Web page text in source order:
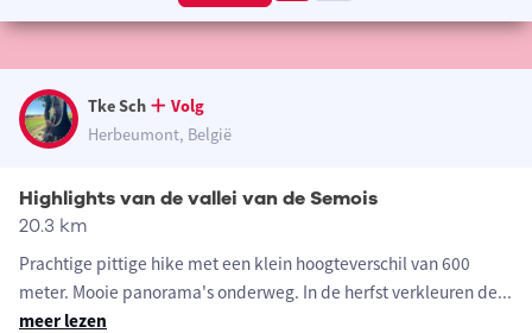
Tke Sch
Volg
Herbeumont, België
Highlights van de vallei van de Semois
20.3 km
Prachtige pittige hike met een klein hoogteverschil van 600
meter. Mooie panorama's onderweg. In de herfst verkleuren de...
meer lezen